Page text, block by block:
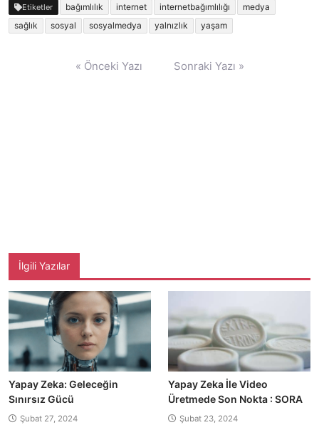
Etiketler bağımlılık internet internetbağımlılığı
medya
sağlık
sosyal sosyalmedya yalnızlık yaşam
« Önceki Yazı Sonraki Yazı »
İlgili Yazılar
Yapay Zeka: Geleceğin
Sınırsız Gücü
Şubat 27, 2024
Yapay Zeka İle Video
Üretmede Son Nokta : SORA
Şubat 23, 2024